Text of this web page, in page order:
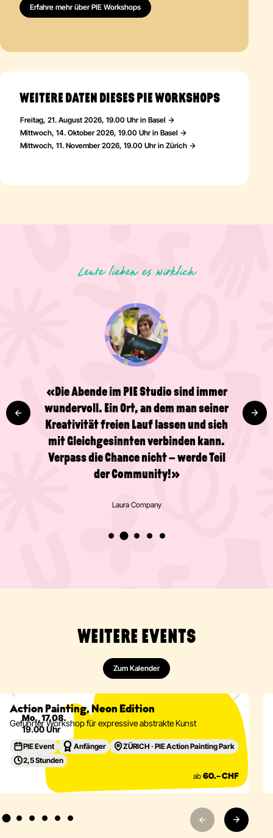
Aufbewahrung leider nicht garantieren.
übernehmen wir keine Haftung für Verlust oder Beschädigungen
Erfahre mehr über PIE Workshops
WEITERE DATEN DIESES PIE WORKSHOPS
Freitag, 21. August 2026, 19.00 Uhr in Basel
Mittwoch, 14. Oktober 2026, 19.00 Uhr in Basel
Mittwoch, 11. November 2026, 19.00 Uhr in Zürich
Leute lieben es wirklich
«Ein grossartiger Ort, um einen
kleinen Glücksschub zu bekommen
Menschen und eine tolle Atmosphäre –
ein Besuch lohnt sich definitiv. Ich
habe bereits mehrere Zeichen- und
Malkurse im Studio gemacht und freue
mich riesig, dass jetzt auch ein Café
dazugehört!»
Valentijn Broeken
WEITERE EVENTS
Zum Kalender
Mo., 17.08.
19.00 Uhr
Action Painting
Action Painting, Neon Edition
Geführter Workshop für expressive abstrakte Kunst
PIE Event Anfänger
ZÜRICH · PIE Action Painting Park
2,5 Stunden
ab 60.– CHF
Eventdetails